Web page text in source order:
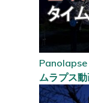
Panolapse
ムラプス